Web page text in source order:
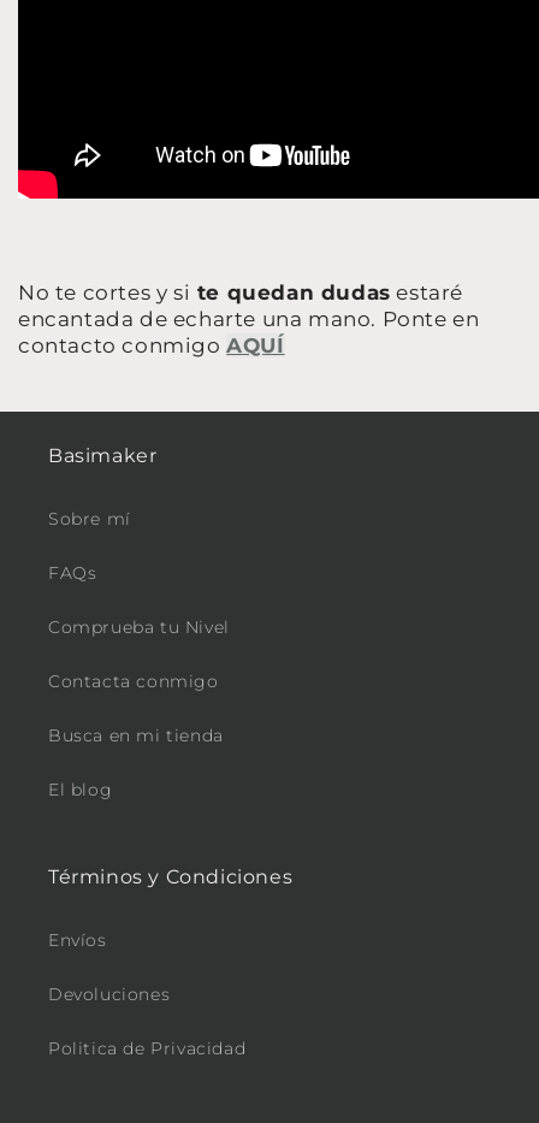
No te cortes y si te quedan dudas estaré
encantada de echarte una mano. Ponte en
contacto conmigoAQUÍ
Basimaker
Sobre mí
FAQs
Comprueba tu Nivel
Contacta conmigo
Busca en mi tienda
El blog
Términos y Condiciones
Envíos
Devoluciones
Politica de Privacidad